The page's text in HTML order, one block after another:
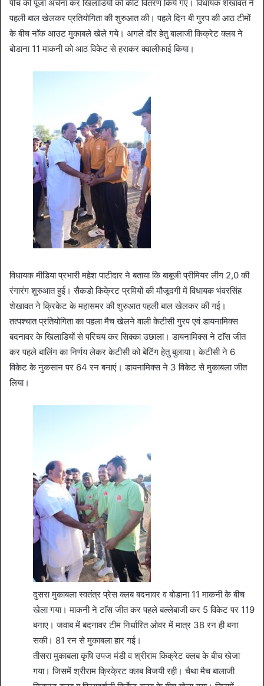
पीच की पूजा अर्चना कर खिलाडियों को कीट वितरण किये गए। विधायक शेखावत ने
पहली बाल खेलकर प्रतियोगिता की शुरुआत की। पहले दिन बी गु्रप की आठ टीमों
के बीच नाॅक आउट मुकाबले खेले गये। अगले दौर हेतु बालाजी किक्रेट क्लब ने
बोडाना 11 माकनी को आठ विकेट से हराकर क्वालीफाई किया।
विधायक मीडिया प्रभारी महेश पाटीदार ने बताया कि बाबूजी प्रीमियर लीग 2,0 की
रंगारंग शुरुआत हुई। सैकडो किके्रट प्रमियों की मौजूदगी में विधायक भंवरसिंह
शेखावत ने क्रिकेट के महासमर की शुरुआत पहली बाल खेलकर की गई।
तत्पश्चात प्रतियोगिता का पहला मैच खेलने वाली केटीसी गु्रप एवं डायनामिक्स
बदनावर के खिलाडियों से परिचय कर सिक्का उछाला। डायनामिक्स ने टाॅस जीत
कर पहले बालिंग का निर्णय लेकर केटीसी को बेटिंग हेतु बुलाया। केटीसी ने 6
विकेट के नुकसान पर 64 रन बनाएं। डायनामिक्स ने 3 विकेट से मुकाबला जीत
लिया।
दुसरा मुकाबला स्वतंत्र प्रेस क्लब बदनावर व बोडाना 11 माकनी के बीच
खेला गया। माकनी ने टाॅस जीत कर पहले बल्लेबाजी कर 5 विकेट पर 119
बनाए। जवाब में बदनावर टीम निर्धारित ओवर में मात्र 38 रन ही बना
सकी। 81 रन से मुकाबला हार गई।
तीसरा मुकाबला कृषि उपज मंडी व श्रीराम किक्रेट क्लब के बीच खेजा
गया। जिसमें श्रीराम क्रिके्रट क्लब विजयी रही। चैथा मैच बालाजी